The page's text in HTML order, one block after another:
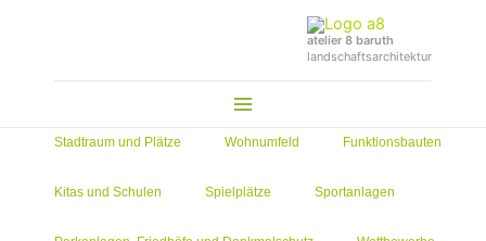
atelier 8 baruth
landschaftsarchitektur
Main
Menu
Stadtraum und Plätze Wohnumfeld Funktionsbauten
Kitas und Schulen Spielplätze Sportanlagen